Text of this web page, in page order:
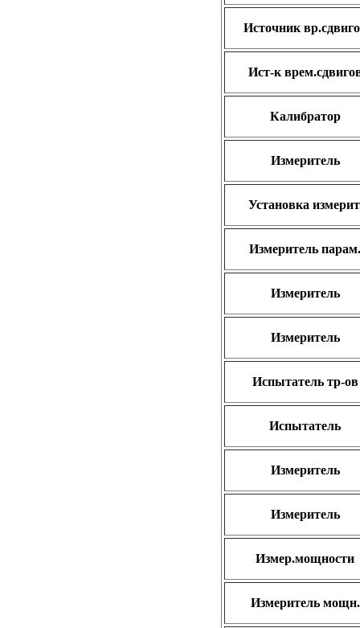
Источник
Ист-к
Калибратор
Измеритель
Установка
Измеритель парам.
Измеритель
Измеритель
Испытатель тр-ов
Испытатель
Измеритель
Измеритель
Измер.мощности
Измеритель мощн.